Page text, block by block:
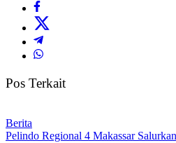
Pos Terkait
Berita
Pelindo Regional 4 Makassar